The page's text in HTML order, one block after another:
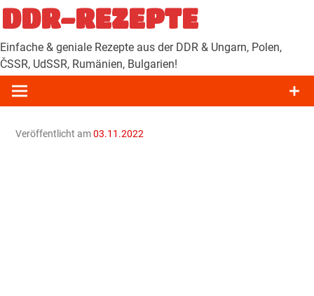
Zum
Inhalt
springen
DDR-REZEPTE
Einfache & geniale Rezepte aus der DDR & Ungarn, Polen,
ČSSR, UdSSR, Rumänien, Bulgarien!
Veröffentlicht am03.11.2022